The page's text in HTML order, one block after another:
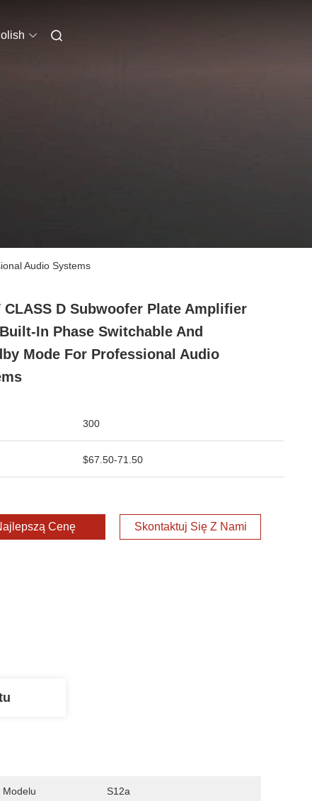
Audio Systems
CLASS D Subwoofer Plate Amplifier
In Phase Switchable And
Mode For Professional Audio
300
$67.50-71.50
Cenę Skontaktuj Się Z Nami
Modelu S12a